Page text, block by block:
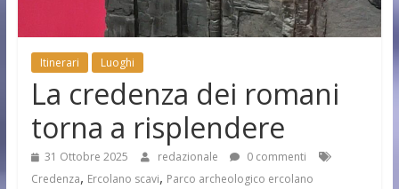
Itinerari Luoghi
La credenza dei romani
torna a risplendere
31 Ottobre 2025 redazionale
0 commenti
Credenza, Ercolano scavi, Parco archeologico ercolano